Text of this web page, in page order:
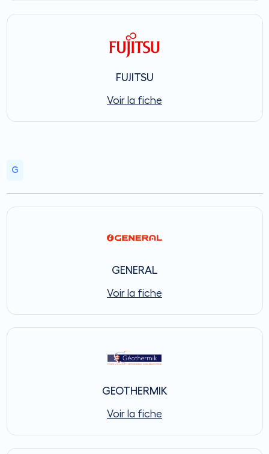
FUJITSU
Voir la fiche
G
GENERAL
Voir la fiche
GEOTHERMIK
Voir la fiche